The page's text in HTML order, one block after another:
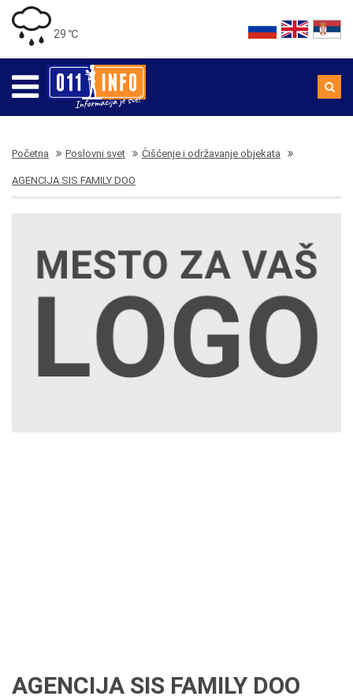
29 ℃
Početna Poslovni svet Čišćenje i održavanje objekata
AGENCIJA SIS FAMILY DOO
AGENCIJA SIS FAMILY DOO